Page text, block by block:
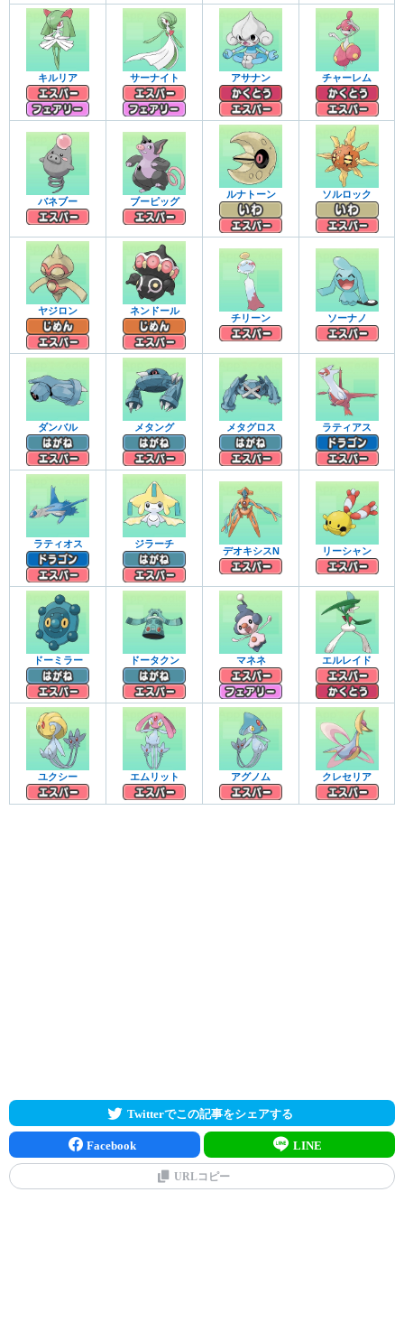
キルリア サーナイト アサナン チャーレム
バネブー ブーピッグ
ルナトーン ソルロック
ヤジロン ネンドール
チリーン ソーナノ
ダンバル メタング メタグロス ラティアス
ラティオス ジラーチ
デオキシスN リーシャン
ドーミラー ドータクン マネネ エルレイド
ユクシー エムリット アグノム クレセリア
Twitterでこの記事をシェアする
Facebook LINE
URLコピー